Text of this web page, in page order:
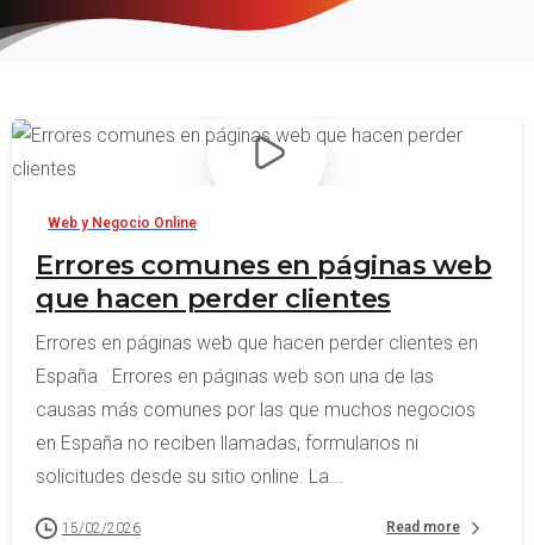
Web y Negocio Online
Errores comunes en páginas web
que hacen perder clientes
Errores en páginas web que hacen perder clientes en
España Errores en páginas web son una de las
causas más comunes por las que muchos negocios
en España no reciben llamadas, formularios ni
solicitudes desde su sitio online. La...
15/02/2026 Read more